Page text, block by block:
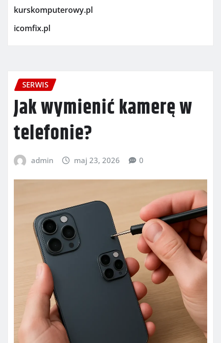
kurskomputerowy.pl
icomfix.pl
SERWIS
Jak wymienić kamerę w
telefonie?
admin maj 23, 2026 0